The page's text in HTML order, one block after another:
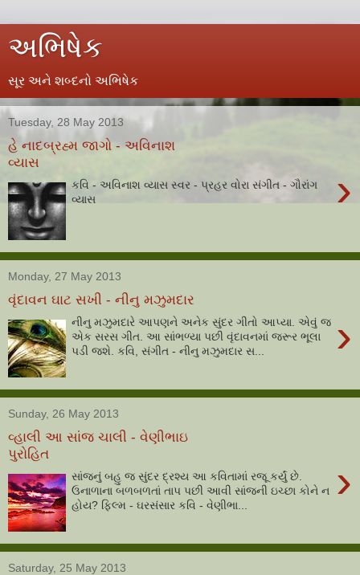
અભિષેક
સૂર અને શબ્દનો અભિષેક
Tuesday, 28 May 2013
હે નાદબ્રહ્મ જાગો - અવિનાશ
વ્યાસ
›
કવિ - અવિનાશ વ્યાસ સ્વર - પ્રહર વોરા સંગીત - ગૌરાંગ
વ્યાસ
Monday, 27 May 2013
વૃંદાવન ઘાટ સખી - નીનુ મઝુમદાર
›
નીનુ મઝુમદારે આપણને અનેક સુંદર ગીતો આપ્યા. એવું જ
એક સરસ ગીત. આ સાંભળ્યા પછી વૃંદાવનમાં જરૂર ભૂલા
પડી જશે. કવિ, સંગીત - નીનુ મઝુમદાર સ...
Sunday, 26 May 2013
વ્હાલી આ સાંજ ચાલી - વેણીભાઇ
પુરોહિત
›
સાંજનું બહુ જ સુંદર દ્રશ્ય આ કવિતામાં રજૂ કર્યું છે.
ઉનાળાના બળબળતાં તાપ પછી આવી સાંજની ઇચ્છા કોને ન
હોય? ફિલ્મ - ઘરસંસાર કવિ - વેણીભા...
Saturday, 25 May 2013